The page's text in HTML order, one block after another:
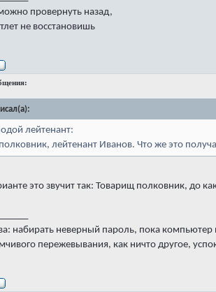
провернуть назад,
не восстановишь
лейтенант:
лейтенант Иванов. Что же это
это звучит так: Товарищ полковник, до
набирать неверный пароль, пока компьютер
пережевывания, как ничто другое,